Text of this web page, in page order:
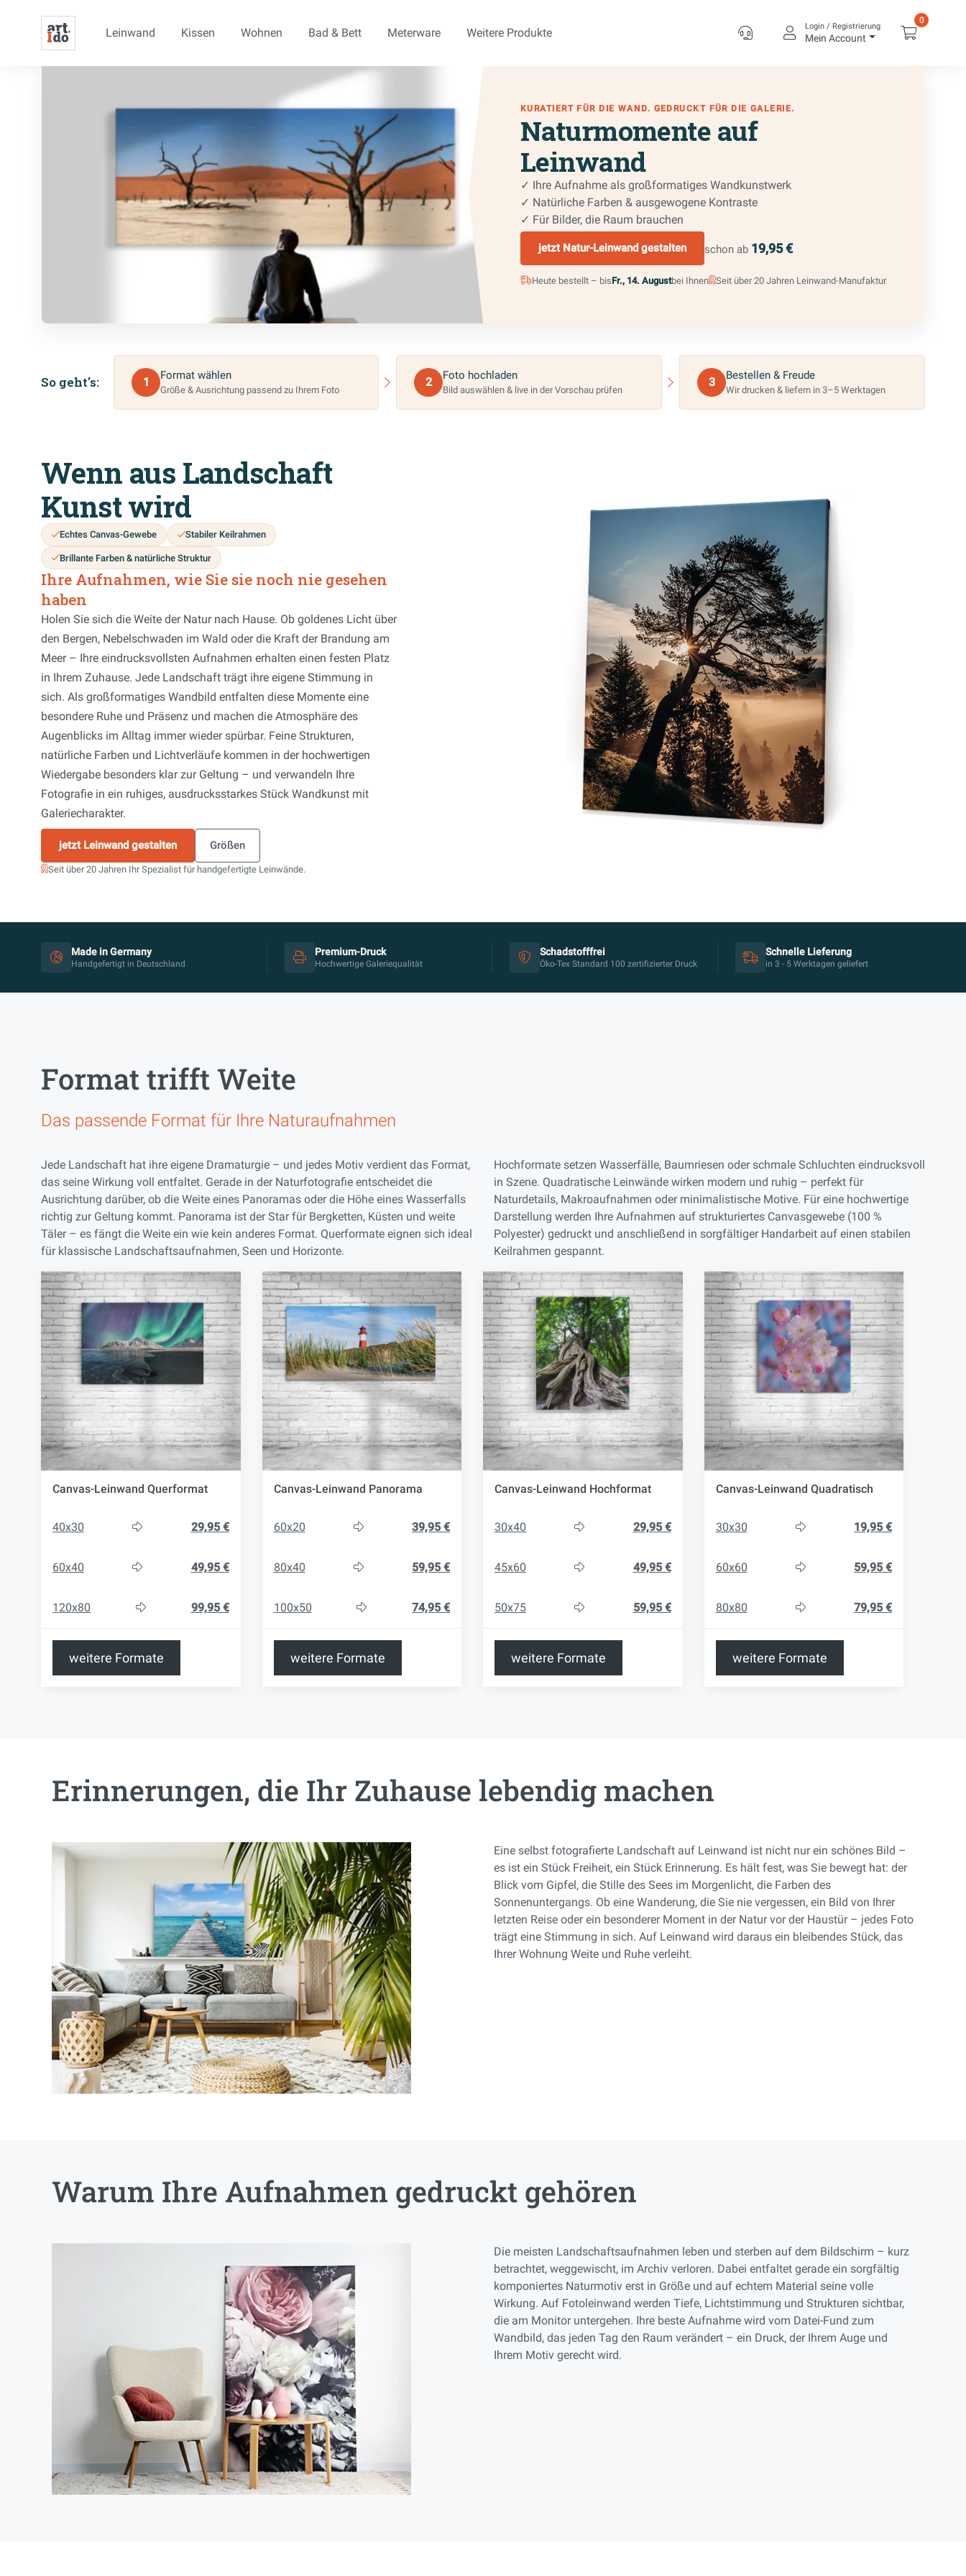
Service Kundenkonto
Login / Registrierung
Mein Account
0
Leinwand Kissen Wohnen Bad & Bett Meterware Weitere Produkte
KURATIERT FÜR DIE WAND. GEDRUCKT FÜR DIE GALERIE.
Naturmomente auf
Leinwand
✓ Ihre Aufnahme als großformatiges Wandkunstwerk
✓ Natürliche Farben & ausgewogene Kontraste
✓ Für Bilder, die Raum brauchen
jetzt Natur-Leinwand gestalten schon ab 19,95 €
Heute bestellt – bisFr., 14. Augustbei Ihnen Seit über 20 Jahren Leinwand-Manufaktur
So geht's – in drei Schritten zur fertigen Leinwand
So geht's: 1 Format wählen
Größe & Ausrichtung passend zu Ihrem Foto
2 Foto hochladen
Bild auswählen & live in der Vorschau prüfen
3 Bestellen & Freude
Wir drucken & liefern in 3–5 Werktagen
Wenn aus Landschaft
Kunst wird
Echtes Canvas-Gewebe Stabiler Keilrahmen
Brillante Farben & natürliche Struktur
Ihre Aufnahmen, wie Sie sie noch nie gesehen
haben
Holen Sie sich die Weite der Natur nach Hause. Ob goldenes Licht über
den Bergen, Nebelschwaden im Wald oder die Kraft der Brandung am
Meer – Ihre eindrucksvollsten Aufnahmen erhalten einen festen Platz
in Ihrem Zuhause. Jede Landschaft trägt ihre eigene Stimmung in
sich. Als großformatiges Wandbild entfalten diese Momente eine
besondere Ruhe und Präsenz und machen die Atmosphäre des
Augenblicks im Alltag immer wieder spürbar. Feine Strukturen,
natürliche Farben und Lichtverläufe kommen in der hochwertigen
Wiedergabe besonders klar zur Geltung – und verwandeln Ihre
Fotografie in ein ruhiges, ausdrucksstarkes Stück Wandkunst mit
Galeriecharakter.
jetzt Leinwand gestalten Größen
Seit über 20 Jahren Ihr Spezialist für handgefertigte Leinwände.
Made in Germany
Handgefertigt in Deutschland
Premium-Druck
Hochwertige Galeriequalität
Schadstofffrei
Öko-Tex Standard 100 zertifizierter Druck
Schnelle Lieferung
in 3 - 5 Werktagen geliefert
Format trifft Weite
Das passende Format für Ihre Naturaufnahmen
Jede Landschaft hat ihre eigene Dramaturgie – und jedes Motiv verdient das Format,
das seine Wirkung voll entfaltet. Gerade in der Naturfotografie entscheidet die
Ausrichtung darüber, ob die Weite eines Panoramas oder die Höhe eines Wasserfalls
richtig zur Geltung kommt. Panorama ist der Star für Bergketten, Küsten und weite
Täler – es fängt die Weite ein wie kein anderes Format. Querformate eignen sich ideal
für klassische Landschaftsaufnahmen, Seen und Horizonte.
Hochformate setzen Wasserfälle, Baumriesen oder schmale Schluchten eindrucksvoll
in Szene. Quadratische Leinwände wirken modern und ruhig – perfekt für
Naturdetails, Makroaufnahmen oder minimalistische Motive. Für eine hochwertige
Darstellung werden Ihre Aufnahmen auf strukturiertes Canvasgewebe (100 %
Polyester) gedruckt und anschließend in sorgfältiger Handarbeit auf einen stabilen
Keilrahmen gespannt.
Canvas-Leinwand Querformat
40x30 29,95 €
60x40 49,95 €
120x80 99,95 €
weitere Formate
Canvas-Leinwand Panorama
60x20 39,95 €
80x40 59,95 €
100x50 74,95 €
weitere Formate
Canvas-Leinwand Hochformat
30x40 29,95 €
45x60 49,95 €
50x75 59,95 €
weitere Formate
Canvas-Leinwand Quadratisch
30x30 19,95 €
60x60 59,95 €
80x80 79,95 €
weitere Formate
Erinnerungen, die Ihr Zuhause lebendig machen
Eine selbst fotografierte Landschaft auf Leinwand ist nicht nur ein schönes Bild –
es ist ein Stück Freiheit, ein Stück Erinnerung. Es hält fest, was Sie bewegt hat: der
Blick vom Gipfel, die Stille des Sees im Morgenlicht, die Farben des
Sonnenuntergangs. Ob eine Wanderung, die Sie nie vergessen, ein Bild von Ihrer
letzten Reise oder ein besonderer Moment in der Natur vor der Haustür – jedes Foto
trägt eine Stimmung in sich. Auf Leinwand wird daraus ein bleibendes Stück, das
Ihrer Wohnung Weite und Ruhe verleiht.
Warum Ihre Aufnahmen gedruckt gehören
Die meisten Landschaftsaufnahmen leben und sterben auf dem Bildschirm – kurz
betrachtet, weggewischt, im Archiv verloren. Dabei entfaltet gerade ein sorgfältig
komponiertes Naturmotiv erst in Größe und auf echtem Material seine volle
Wirkung. Auf Fotoleinwand werden Tiefe, Lichtstimmung und Strukturen sichtbar,
die am Monitor untergehen. Ihre beste Aufnahme wird vom Datei-Fund zum
Wandbild, das jeden Tag den Raum verändert – ein Druck, der Ihrem Auge und
Ihrem Motiv gerecht wird.